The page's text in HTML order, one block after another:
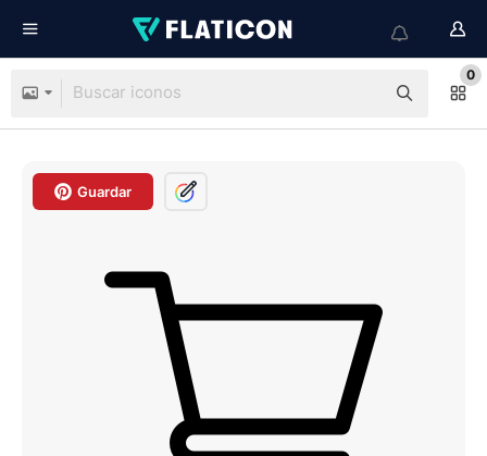
0
Guardar